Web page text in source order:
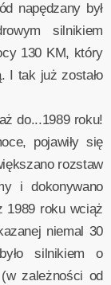
napędzany był
silnikiem
130 KM, który
I tak już zostało
do...1989 roku!
pojawiły się
rozstaw
i dokonywano
1989 roku wciąż
niemal 30
silnikiem o
zależności od